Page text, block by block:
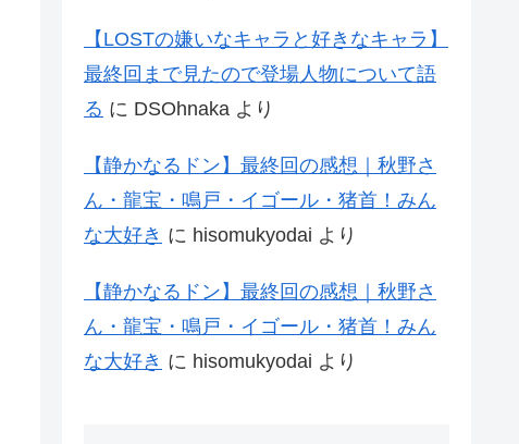
【LOSTの嫌いなキャラと好きなキャラ】
最終回まで見たので登場人物について語
る に DSOhnaka より
【静かなるドン】最終回の感想｜秋野さ
ん・龍宝・鳴戸・イゴール・猪首！みん
な大好き に hisomukyodai より
【静かなるドン】最終回の感想｜秋野さ
ん・龍宝・鳴戸・イゴール・猪首！みん
な大好き に hisomukyodai より